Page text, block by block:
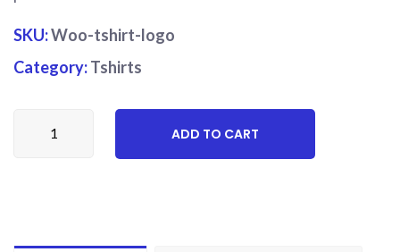
SKU:Woo-tshirt-logo
Category:Tshirts
Disposable
ADD TO CART